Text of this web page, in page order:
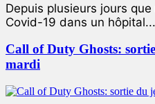
Depuis plusieurs jours
Covid-19 dans un hôpital...
Call of Duty Ghosts:
mardi